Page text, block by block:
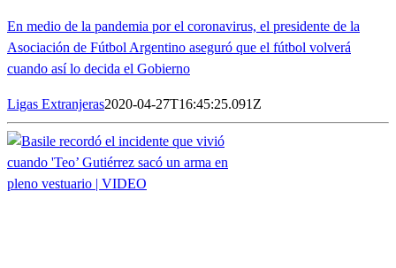
En medio de la pandemia por el coronavirus, el presidente de la
Asociación de Fútbol Argentino aseguró que el fútbol volverá
cuando así lo decida el Gobierno
Ligas Extranjeras2020-04-27T16:45:25.091Z